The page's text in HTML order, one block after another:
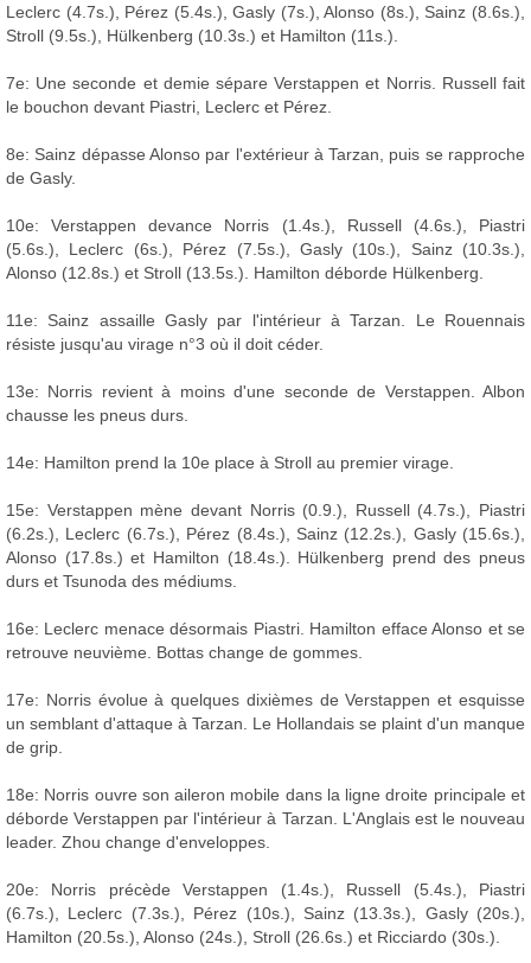
Leclerc (4.7s.), Pérez (5.4s.), Gasly (7s.), Alonso (8s.), Sainz (8.6s.),
Stroll (9.5s.), Hülkenberg (10.3s.) et Hamilton (11s.).
7e: Une seconde et demie sépare Verstappen et Norris. Russell fait
le bouchon devant Piastri, Leclerc et Pérez.
8e: Sainz dépasse Alonso par l'extérieur à Tarzan, puis se rapproche
de Gasly.
10e: Verstappen devance Norris (1.4s.), Russell (4.6s.), Piastri
(5.6s.), Leclerc (6s.), Pérez (7.5s.), Gasly (10s.), Sainz (10.3s.),
Alonso (12.8s.) et Stroll (13.5s.). Hamilton déborde Hülkenberg.
11e: Sainz assaille Gasly par l'intérieur à Tarzan. Le Rouennais
résiste jusqu'au virage n°3 où il doit céder.
13e: Norris revient à moins d'une seconde de Verstappen. Albon
chausse les pneus durs.
14e: Hamilton prend la 10e place à Stroll au premier virage.
15e: Verstappen mène devant Norris (0.9.), Russell (4.7s.), Piastri
(6.2s.), Leclerc (6.7s.), Pérez (8.4s.), Sainz (12.2s.), Gasly (15.6s.),
Alonso (17.8s.) et Hamilton (18.4s.). Hülkenberg prend des pneus
durs et Tsunoda des médiums.
16e: Leclerc menace désormais Piastri. Hamilton efface Alonso et se
retrouve neuvième. Bottas change de gommes.
17e: Norris évolue à quelques dixièmes de Verstappen et esquisse
un semblant d'attaque à Tarzan. Le Hollandais se plaint d'un manque
de grip.
18e: Norris ouvre son aileron mobile dans la ligne droite principale et
déborde Verstappen par l'intérieur à Tarzan. L'Anglais est le nouveau
leader. Zhou change d'enveloppes.
20e: Norris précède Verstappen (1.4s.), Russell (5.4s.), Piastri
(6.7s.), Leclerc (7.3s.), Pérez (10s.), Sainz (13.3s.), Gasly (20s.),
Hamilton (20.5s.), Alonso (24s.), Stroll (26.6s.) et Ricciardo (30s.).